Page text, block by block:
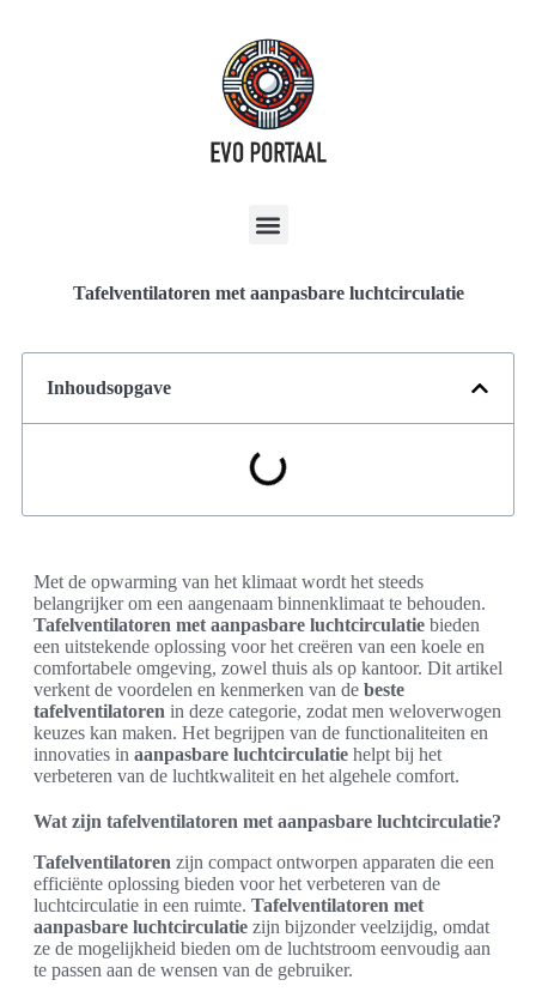
Tafelventilatoren met aanpasbare luchtcirculatie
Inhoudsopgave
Met de opwarming van het klimaat wordt het steeds
belangrijker om een aangenaam binnenklimaat te behouden.
Tafelventilatoren met aanpasbare luchtcirculatie bieden
een uitstekende oplossing voor het creëren van een koele en
comfortabele omgeving, zowel thuis als op kantoor. Dit artikel
verkent de voordelen en kenmerken van de beste
tafelventilatoren in deze categorie, zodat men weloverwogen
keuzes kan maken. Het begrijpen van de functionaliteiten en
innovaties in aanpasbare luchtcirculatie helpt bij het
verbeteren van de luchtkwaliteit en het algehele comfort.
Wat zijn tafelventilatoren met aanpasbare luchtcirculatie?
Tafelventilatoren zijn compact ontworpen apparaten die een
efficiënte oplossing bieden voor het verbeteren van de
luchtcirculatie in een ruimte. Tafelventilatoren met
aanpasbare luchtcirculatie zijn bijzonder veelzijdig, omdat
ze de mogelijkheid bieden om de luchtstroom eenvoudig aan
te passen aan de wensen van de gebruiker.